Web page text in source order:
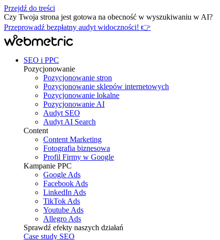
Przejdź do treści
Czy Twoja strona jest gotowa na obecność w wyszukiwaniu w AI?
Przeprowadź bezpłatny audyt widoczności! 👉
SEO i PPC
Pozycjonowanie
Pozycjonowanie stron
Pozycjonowanie sklepów internetowych
Pozycjonowanie lokalne
Pozycjonowanie AI
Audyt SEO
Audyt AI Search
Content
Content Marketing
Fotografia biznesowa
Profil Firmy w Google
Kampanie PPC
Google Ads
Facebook Ads
LinkedIn Ads
TikTok Ads
Youtube Ads
Allegro Ads
Sprawdź efekty naszych działań
Case study SEO